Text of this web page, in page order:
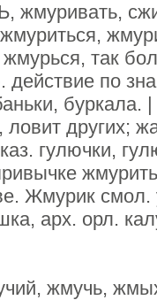
так
действие по
буркала.
других;
гулючки,
Жмурик
арх. орл.
жмучь,